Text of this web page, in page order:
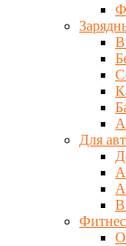
Для